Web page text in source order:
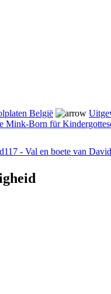
België
Mink-Born für
117 - Val en boete van David